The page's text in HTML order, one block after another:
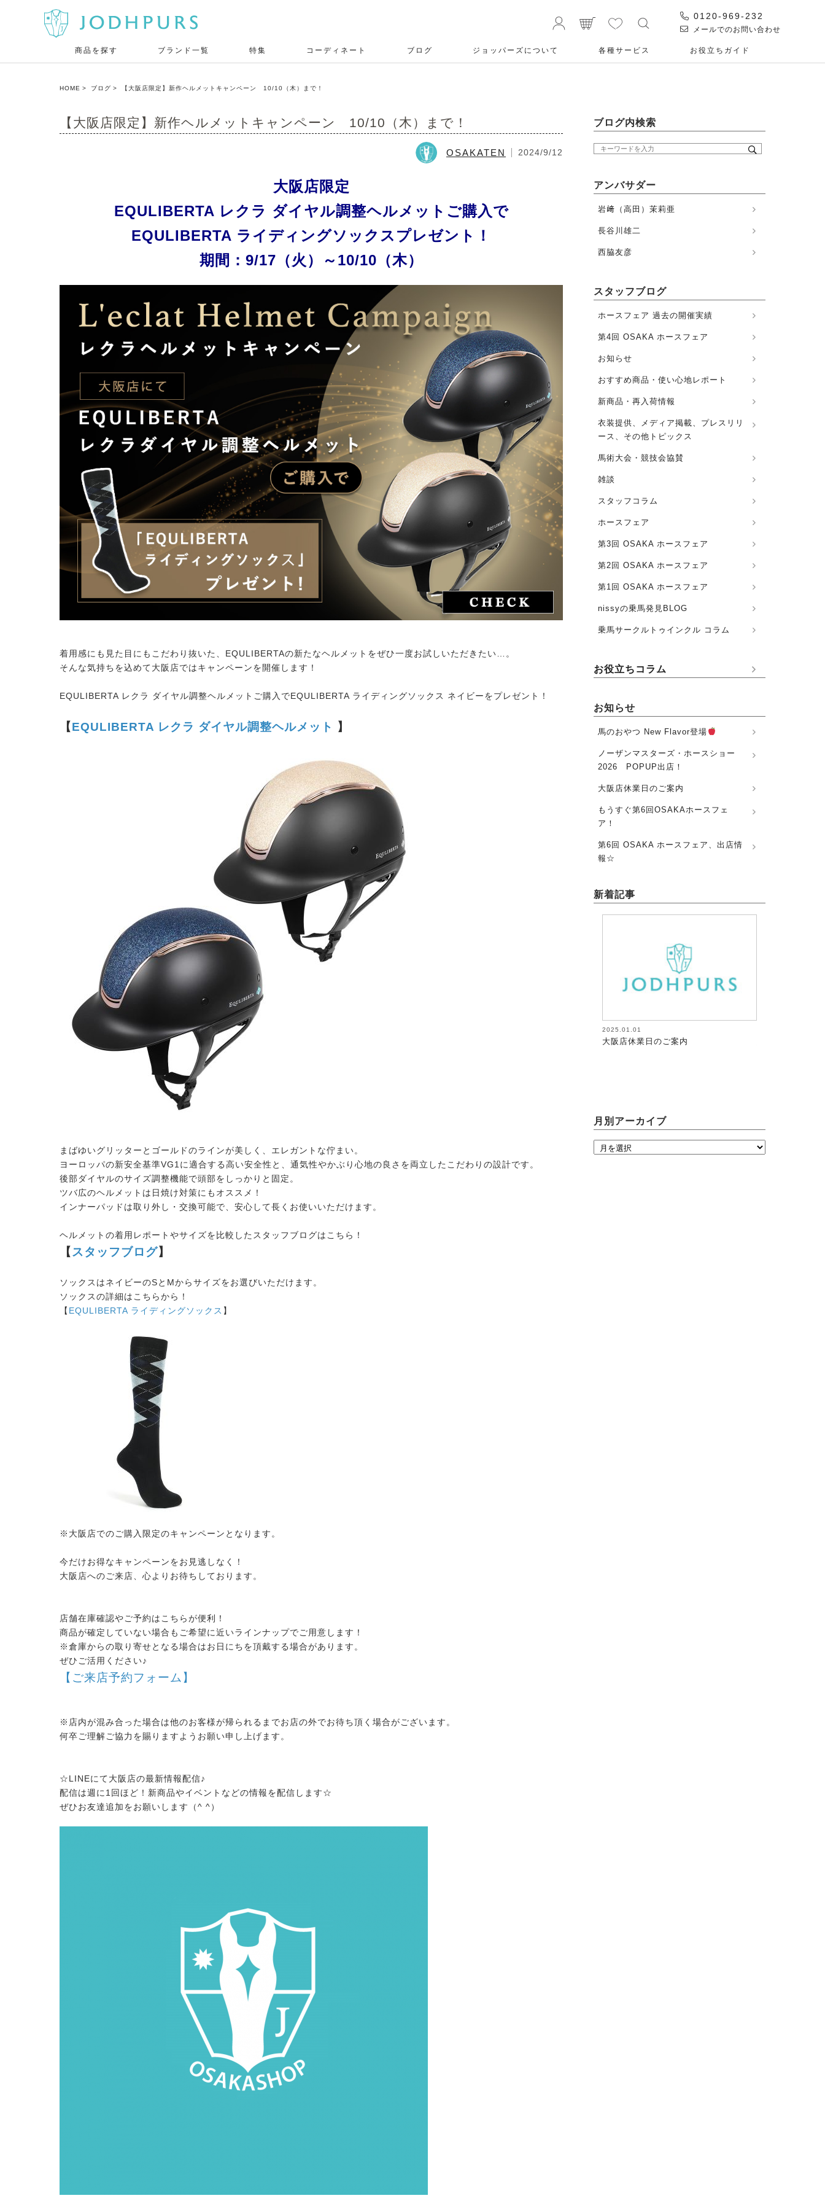
0120-969-232
メールでのお問い合わせ
商品を探す ブランド一覧 特集 コーディネート ブログ ジョッパーズについて 各種サービス お役⽴ちガイド
HOME ブログ 【大阪店限定】新作ヘルメットキャンペーン 10/10（木）まで！
【大阪店限定】新作ヘルメットキャンペーン 10/10（木）まで！
OSAKATEN 2024/9/12
大阪店限定
EQULIBERTA レクラ ダイヤル調整ヘルメットご購入で
EQULIBERTA ライディングソックスプレゼント！
期間：9/17（火）～10/10（木）
着用感にも見た目にもこだわり抜いた、EQULIBERTAの新たなヘルメットをぜひ一度お試しいただきたい…。
そんな気持ちを込めて大阪店ではキャンペーンを開催します！
EQULIBERTA レクラ ダイヤル調整ヘルメットご購入でEQULIBERTA ライディングソックス ネイビーをプレゼント！
【EQULIBERTA レクラ ダイヤル調整ヘルメット 】
まばゆいグリッターとゴールドのラインが美しく、エレガントな佇まい。
ヨーロッパの新安全基準VG1に適合する高い安全性と、通気性やかぶり心地の良さを両立したこだわりの設計です。
後部ダイヤルのサイズ調整機能で頭部をしっかりと固定。
ツバ広のヘルメットは日焼け対策にもオススメ！
インナーパッドは取り外し・交換可能で、安心して長くお使いいただけます。
ヘルメットの着用レポートやサイズを比較したスタッフブログはこちら！
【スタッフブログ】
ソックスはネイビーのSとMからサイズをお選びいただけます。
ソックスの詳細はこちらから！
【 EQULIBERTA ライディングソックス 】
※大阪店でのご購入限定のキャンペーンとなります。
今だけお得なキャンペーンをお見逃しなく！
大阪店へのご来店、心よりお待ちしております。
店舗在庫確認やご予約はこちらが便利！
商品が確定していない場合もご希望に近いラインナップでご用意します！
※倉庫からの取り寄せとなる場合はお日にちを頂戴する場合があります。
ぜひご活用ください♪
【ご来店予約フォーム】
※店内が混み合った場合は他のお客様が帰られるまでお店の外でお待ち頂く場合がございます。
何卒ご理解ご協力を賜りますようお願い申し上げます。
☆LINEにて大阪店の最新情報配信♪
配信は週に1回ほど！新商品やイベントなどの情報を配信します☆
ぜひお友達追加をお願いします（^ ^）
ブログ内検索
アンバサダー
岩﨑（高田）茉莉亜
長谷川雄二
西脇友彦
スタッフブログ
ホースフェア 過去の開催実績
第4回 OSAKA ホースフェア
お知らせ
おすすめ商品・使い心地レポート
新商品・再入荷情報
衣装提供、メディア掲載、プレスリリ
ース、その他トピックス
馬術大会・競技会協賛
雑談
スタッフコラム
ホースフェア
第3回 OSAKA ホースフェア
第2回 OSAKA ホースフェア
第1回 OSAKA ホースフェア
nissyの乗馬発見BLOG
乗馬サークルトゥインクル コラム
お役立ちコラム
お知らせ
馬のおやつ New Flavor登場
ノーザンマスターズ・ホースショー
2026 POPUP出店！
大阪店休業日のご案内
もうすぐ第6回OSAKAホースフェ
ア！
第6回 OSAKA ホースフェア、出店情
報☆
新着記事
おやつ New Flavor登場
2026.07.15
ノーザンマスターズ・ホースショー
2026 POPUP出店！
2026.08.05
馬術（17）【～馬にたずさわる人全て
月別アーカイブ